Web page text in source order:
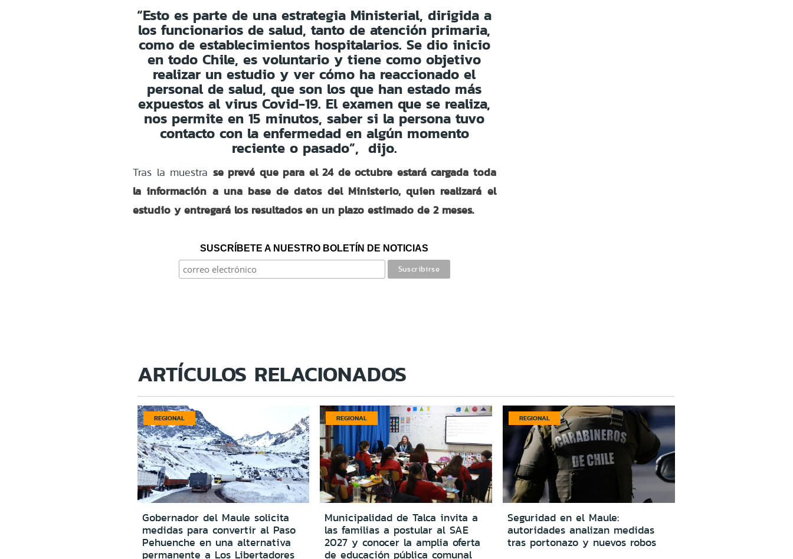
“Esto es parte de una estrategia Ministerial, dirigida a
los funcionarios de salud, tanto de atención primaria,
como de establecimientos hospitalarios. Se dio inicio
en todo Chile, es voluntario y tiene como objetivo
realizar un estudio y ver cómo ha reaccionado el
personal de salud, que son los que han estado más
expuestos al virus Covid-19. El examen que se realiza,
nos permite en 15 minutos, saber si la persona tuvo
contacto con la enfermedad en algún momento
reciente o pasado”, dijo.
Tras la muestra se prevé que para el 24 de octubre estará cargada toda
la información a una base de datos del Ministerio, quien realizará el
estudio y entregará los resultados en un plazo estimado de 2 meses.
SUSCRÍBETE A NUESTRO BOLETÍN DE NOTICIAS
ARTÍCULOS RELACIONADOS
REGIONAL
Gobernador del Maule solicita
medidas para convertir al Paso
Pehuenche en una alternativa
permanente a Los Libertadores
REGIONAL
Municipalidad de Talca invita a
las familias a postular al SAE
2027 y conocer la amplia oferta
de educación pública comunal
REGIONAL
Seguridad en el Maule:
autoridades analizan medidas
tras portonazo y nuevos robos